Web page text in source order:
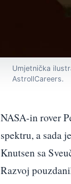
Umjetnička
AstrollCareers.
NASA-in rover
spektru, a sada
Knutsen sa
Razvoj